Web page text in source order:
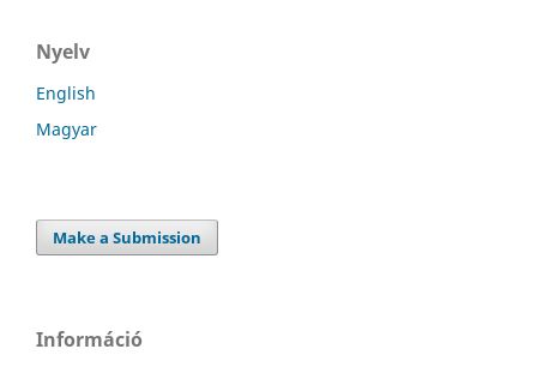
Nyelv
English
Magyar
Make a Submission
Információ